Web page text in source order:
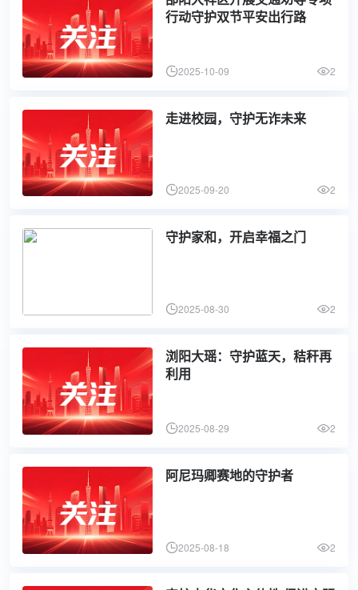
行动守护双节平安出行路
2025-10-09 2
走进校园，守护无诈未来
2025-09-20 2
守护家和，开启幸福之门
2025-08-30 2
浏阳大瑶：守护蓝天，秸秆再
利用
2025-08-29 2
阿尼玛卿赛地的守护者
2025-08-18 2